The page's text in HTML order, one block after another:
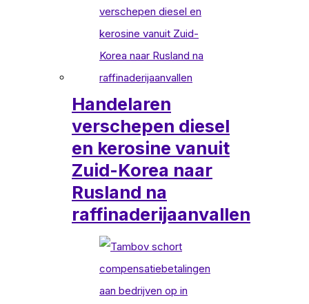
Handelaren
verschepen diesel
en kerosine vanuit
Zuid-Korea naar
Rusland na
raffinaderijaanvallen